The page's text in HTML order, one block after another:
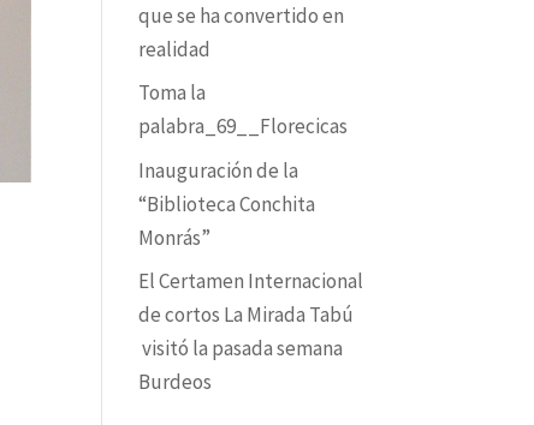
que se ha convertido en
realidad
Toma la
palabra_69__Florecicas
Inauguración de la
“Biblioteca Conchita
Monrás”
El Certamen Internacional
de cortos La Mirada Tabú
visitó la pasada semana
Burdeos